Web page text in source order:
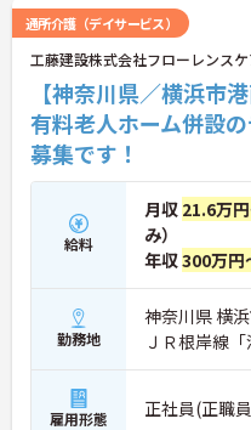
通所介護（デイサービス）
工藤建設株式会社フローレンス
【神奈川県／横浜市
有料老人ホーム併設
募集です！
給料
月収 21.6万
み）
年収300万円
勤務地
神奈川県 横
ＪＲ根岸線
雇用形態 正社員(正職